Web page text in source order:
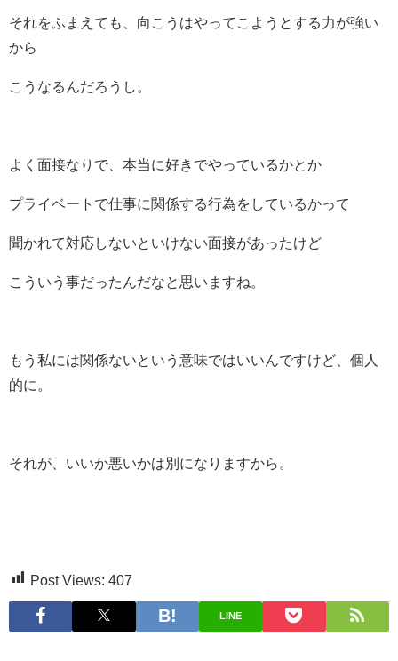
それをふまえても、向こうはやってこようとする力が強い
から
こうなるんだろうし。
よく面接なりで、本当に好きでやっているかとか
プライベートで仕事に関係する行為をしているかって
聞かれて対応しないといけない面接があったけど
こういう事だったんだなと思いますね。
もう私には関係ないという意味ではいいんですけど、個人
的に。
それが、いいか悪いかは別になりますから。
Post Views: 407
LINE